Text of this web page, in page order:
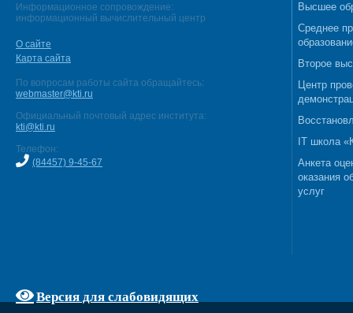
Информационное сопровождение:
информационный вычислительный центр
О сайте
Карта сайта
По вопросам работы сайта обращайтесь:
webmaster@kti.ru
Официальный почтовый адрес института:
kti@kti.ru
Телефон:
(84457) 9-45-67
Версия для слабовидящих
Высшее
Среднее
Второе
Центр
IT школа
Анкета
оказания
услуг